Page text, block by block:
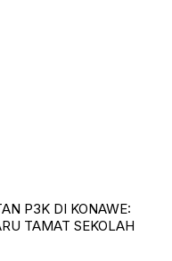
P3K DI KONAWE:
TAMAT SEKOLAH